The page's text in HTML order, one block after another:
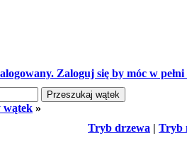
Zaloguj się by móc w
wątek »
Tryb drzewa | Tryb